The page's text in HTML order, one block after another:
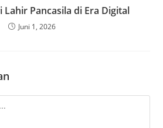
Pancasila di Era Digital
Juni 1, 2026